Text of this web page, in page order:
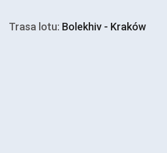
Trasa lotu: Bolekhiv - Kraków